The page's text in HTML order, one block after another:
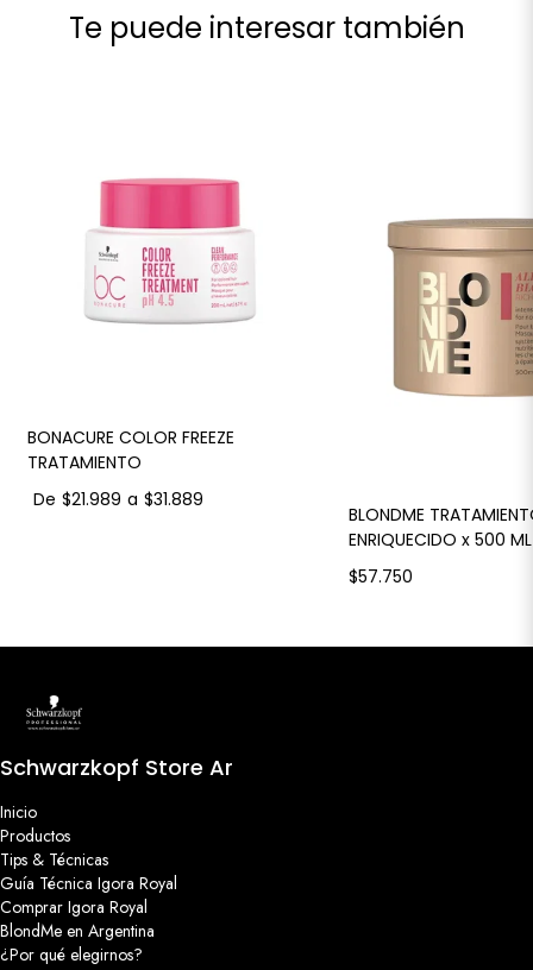
Te puede interesar también
BONACURE COLOR FREEZE
TRATAMIENTO
De $21.989 a $31.889
BLONDME
ENRIQUECIDO x 500 ML
$57.750
Schwarzkopf Store Ar
Inicio
Productos
Tips & Técnicas
Guía Técnica Igora Royal
Comprar Igora Royal
BlondMe en Argentina
¿Por qué elegirnos?